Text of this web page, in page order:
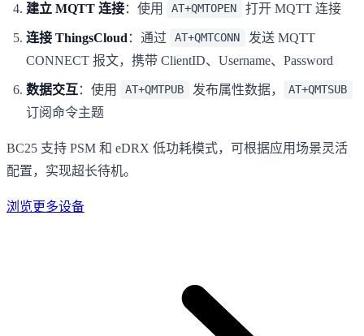
建立 MQTT 连接：使用 AT+QMTOPEN 打开 MQTT 连接
连接 ThingsCloud ：通过 AT+QMTCONN
发送 MQTT
CONNECT 报文，携带 ClientID、Username、Password
数据交互 ：使用 AT+QMTPUB 发布属性数据， AT+QMTSUB
订阅命令主题
BC25 支持 PSM 和 eDRX 低功耗模式，可根据应用场景灵活
配置，实现超长待机。
浏览更多设备